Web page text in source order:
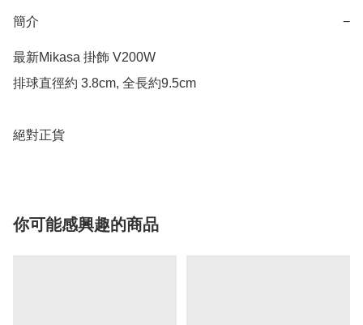
簡介 −
最新Mikasa 掛飾 V200W
排球直徑約 3.8cm, 全長約9.5cm
你可能感興趣的商品